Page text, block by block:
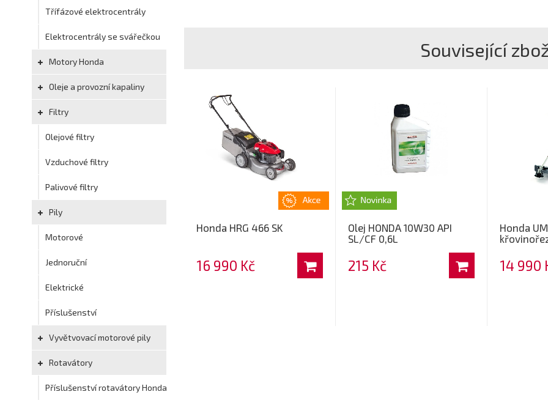
Třífázové elektrocentrály
Elektrocentrály se svářečkou
Motory Honda
Oleje a provozní kapaliny
Filtry
Olejové filtry
Vzduchové filtry
Palivové filtry
Pily
Motorové
Jednoruční
Elektrické
Příslušenství
Vyvětvovací motorové pily
Rotavátory
Příslušenství rotavátory Honda
Související
Honda HRG 466 SK
16 990 Kč
Olej HONDA 10W30 API
SL/CF 0,6L
215 Kč
Honda
14 990